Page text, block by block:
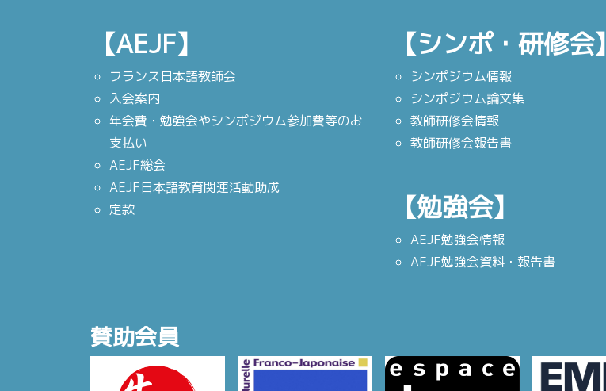
【AEJF】
フランス日本語教師会
入会案内
年会費・勉強会やシンポジウム参加費等のお
支払い
AEJF総会
AEJF日本語教育関連活動助成
定款
【シンポ・研修会】
シンポジウム情報
シンポジウム論文集
教師研修会情報
教師研修会報告書
【勉強会】
AEJF勉強会情報
AEJF勉強会資料・報告書
賛助会員